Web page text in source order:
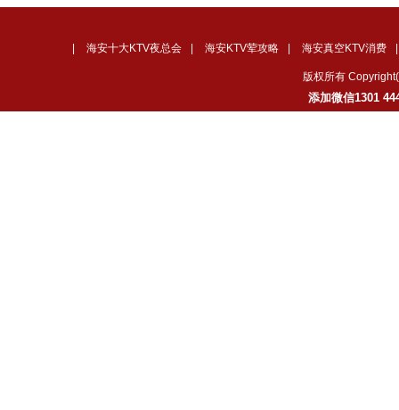
海安十大KTV夜总会 海安KTV荤攻略 海安真空KTV消费
版权所有
添加微信1301